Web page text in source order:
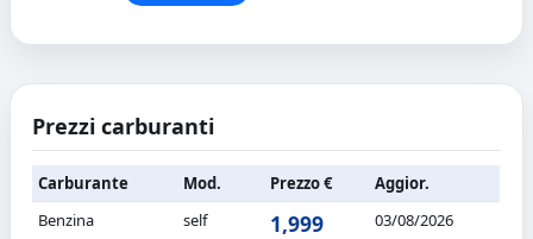
Prezzi carburanti
Carburante Mod. Prezzo €
Aggior.
Benzina
self 1,999 03/08/2026